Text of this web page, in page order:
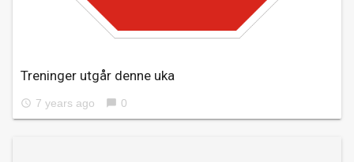
Treninger utgår denne uka
access_time 7 years ago chat_bubble 0